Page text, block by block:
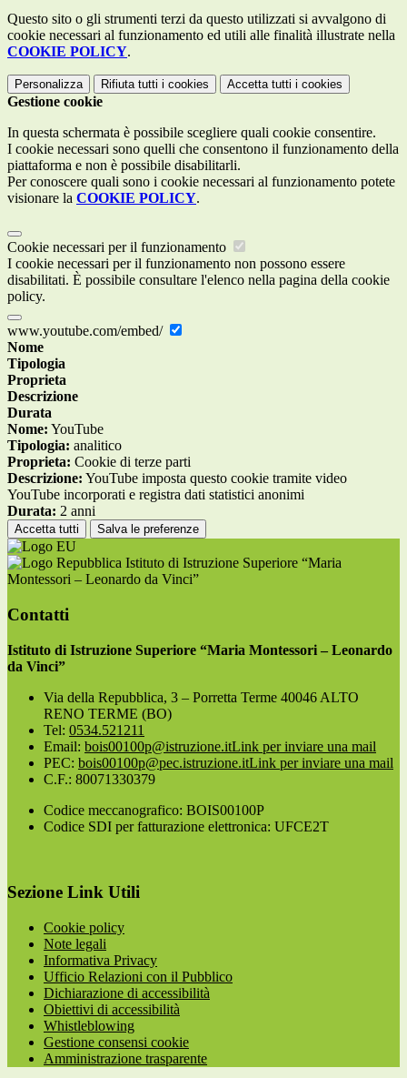
Questo sito o gli strumenti terzi da questo utilizzati si avvalgono di
cookie necessari al funzionamento ed utili alle finalità illustrate nella
COOKIE POLICY.
Personalizza Rifiuta tutti i cookies Accetta tutti i cookies
Gestione cookie
In questa schermata è possibile scegliere quali cookie consentire.
I cookie necessari sono quelli che consentono il funzionamento della
piattaforma e non è possibile disabilitarli.
Per conoscere quali sono i cookie necessari al funzionamento potete
visionare la COOKIE POLICY.
Cookie necessari per il funzionamento
I cookie necessari per il funzionamento non possono essere
disabilitati. È possibile consultare l'elenco nella pagina della cookie
policy.
www.youtube.com/embed/
Nome
Tipologia
Proprieta
Descrizione
Durata
Nome: YouTube
Tipologia: analitico
Proprieta: Cookie di terze parti
Descrizione: YouTube imposta questo cookie tramite video
YouTube incorporati e registra dati statistici anonimi
Durata: 2 anni
Accetta tutti Salva le preferenze
Istituto di Istruzione Superiore “Maria
Montessori – Leonardo da Vinci”
Contatti
Istituto di Istruzione Superiore “Maria Montessori – Leonardo
da Vinci”
Via della Repubblica, 3 – Porretta Terme 40046 ALTO
RENO TERME (BO)
Tel: 0534.521211
Email: bois00100p@istruzione.itLink per inviare una mail
PEC: bois00100p@pec.istruzione.itLink per inviare una mail
C.F.: 80071330379
Codice meccanografico: BOIS00100P
Codice SDI per fatturazione elettronica: UFCE2T
Sezione Link Utili
Cookie policy
Note legali
Informativa Privacy
Ufficio Relazioni con il Pubblico
Dichiarazione di accessibilità
Obiettivi di accessibilità
Whistleblowing
Gestione consensi cookie
Amministrazione trasparente